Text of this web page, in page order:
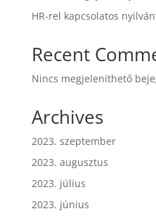
HR-rel kapcsolatos
Recent
Nincs megjeleníthető
Archives
2023. szeptember
2023. augusztus
2023. július
2023. június